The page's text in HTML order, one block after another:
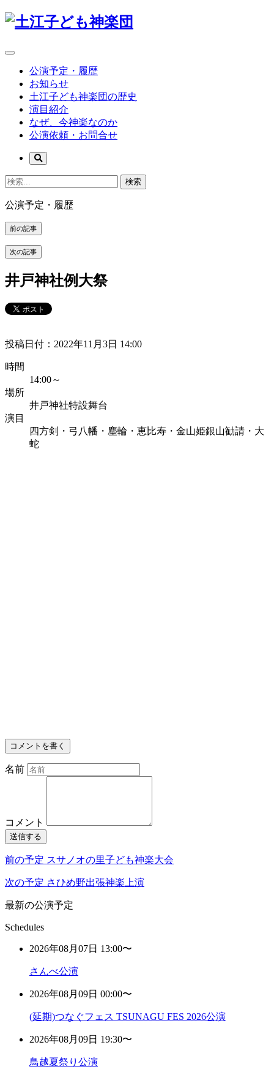
公演予定・履歴
お知らせ
土江子ども神楽団の歴史
演目紹介
なぜ、今神楽なのか
公演依頼・お問合せ
検索
公演予定・履歴
前の記事
次の記事
井戸神社例大祭
投稿日付：2022年11月3日 14:00
時間
14:00～
場所
井戸神社特設舞台
演目
四方剣・弓八幡・塵輪・恵比寿・金山姫銀山勧請・大
蛇
コメントを書く
名前
コメント
送信する
前の予定 スサノオの里子ども神楽大会
次の予定 さひめ野出張神楽上演
最新の公演予定
Schedules
2026年08月07日 13:00〜
さんべ公演
2026年08月09日 00:00〜
(延期)つなぐフェス TSUNAGU FES 2026公演
2026年08月09日 19:30〜
鳥越夏祭り公演